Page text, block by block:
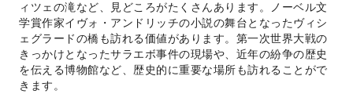
ィツェの滝など、見どころがたくさんあります。ノーベル文
学賞作家イヴォ・アンドリッチの小説の舞台となったヴィシ
ェグラードの橋も訪れる価値があります。第一次世界大戦の
きっかけとなったサラエボ事件の現場や、近年の紛争の歴史
を伝える博物館など、歴史的に重要な場所も訪れることがで
きます。